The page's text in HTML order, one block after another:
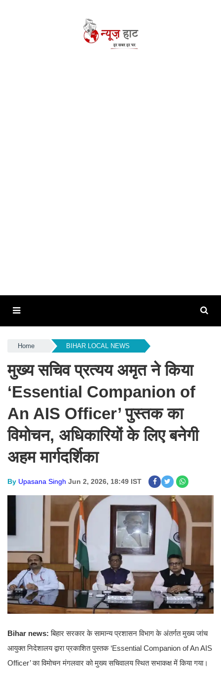
Home BIHAR LOCAL NEWS
मुख्य सचिव प्रत्यय अमृत ने किया
‘Essential Companion of
An AIS Officer’ पुस्तक का
विमोचन, अधिकारियों के लिए बनेगी
अहम मार्गदर्शिका
By Upasana Singh Jun 2, 2026, 18:49 IST
Bihar news:बिहार सरकार के सामान्य प्रशासन विभाग के अंतर्गत मुख्य जांच
आयुक्त निदेशालय द्वारा प्रकाशित पुस्तक ‘Essential Companion of An AIS
Officer’ का विमोचन मंगलवार को मुख्य सचिवालय स्थित सभाकक्ष में किया गया।